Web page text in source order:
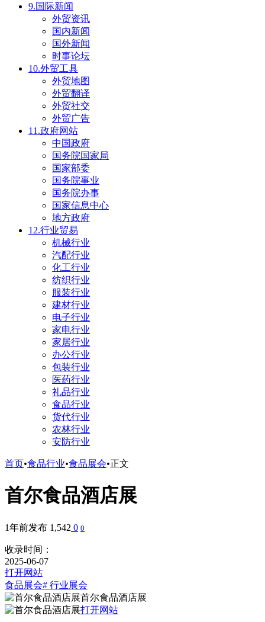
9.国际新闻
外贸资讯
国内新闻
国外新闻
时事论坛
10.外贸工具
外贸地图
外贸翻译
外贸社交
外贸广告
11.政府网站
中国政府
国务院国家局
国家部委
国务院事业
国务院办事
国家信息中心
地方政府
12.行业贸易
机械行业
汽配行业
化工行业
纺织行业
服装行业
建材行业
电子行业
家电行业
家居行业
办公行业
包装行业
医药行业
礼品行业
食品行业
货代行业
农林行业
安防行业
首页•食品行业•食品展会•正文
首尔食品酒店展
1年前发布 1,542 0 0
收录时间：
2025-06-07
打开网站
食品展会# 行业展会
首尔食品酒店展
打开网站